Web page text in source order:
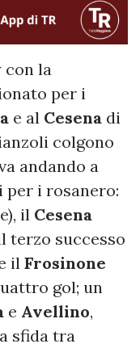
con la
per i
e al Cesena di
colgono
andando a
per i rosanero:
il Cesena
terzo successo
il Frosinone
gol; un
e Avellino,
sfida tra